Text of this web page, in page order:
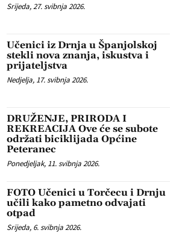
Srijeda, 27. svibnja 2026.
Učenici iz Drnja u Španjolskoj
stekli nova znanja, iskustva i
prijateljstva
Nedjelja, 17. svibnja 2026.
DRUŽENJE, PRIRODA I
REKREACIJA Ove će se subote
održati biciklijada Općine
Peteranec
Ponedjeljak, 11. svibnja 2026.
FOTO Učenici u Torčecu i Drnju
učili kako pametno odvajati
otpad
Srijeda, 6. svibnja 2026.